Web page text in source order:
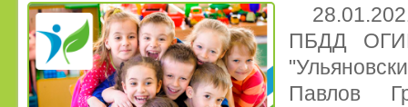
ПБДД
Павлов